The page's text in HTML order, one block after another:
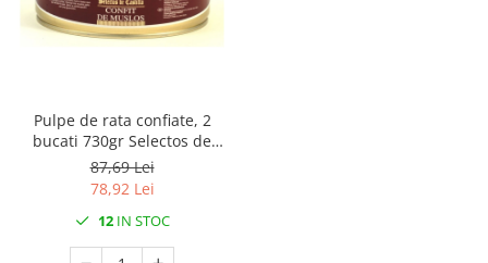
Pulpe de rata confiate, 2
bucati 730gr Selectos de
Castilla
87,69 Lei
78,92 Lei
12IN STOC